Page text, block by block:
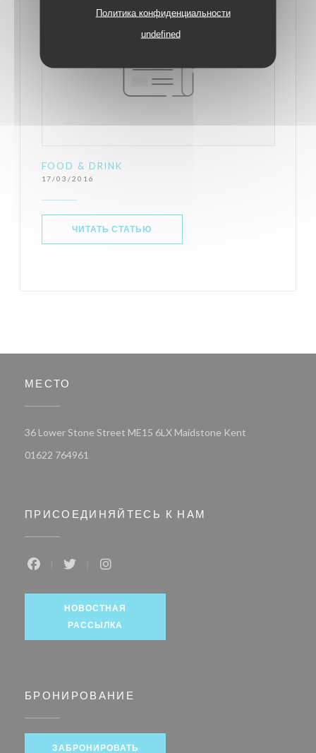
Политика конфиденциальности
undefined
FOOD & DRINK
17/03/2016
ЧИТАТЬ СТАТЬЮ
МЕСТО
36 Lower Stone Street ME15 6LX Maidstone Kent
01622 764961
ПРИСОЕДИНЯЙТЕСЬ К НАМ
НОВОСТНАЯ
РАССЫЛКА
БРОНИРОВАНИЕ
ЗАБРОНИРОВАТЬ